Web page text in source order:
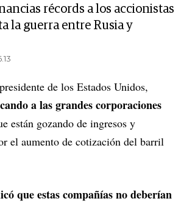
récords a los accionistas
la guerra entre Rusia y
de los Estados Unidos,
a las grandes corporaciones
están gozando de ingresos y
el aumento de cotización del barril
que estas compañías no deberían